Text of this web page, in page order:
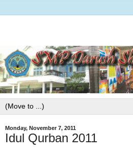
Monday, November 7, 2011
Idul Qurban 2011